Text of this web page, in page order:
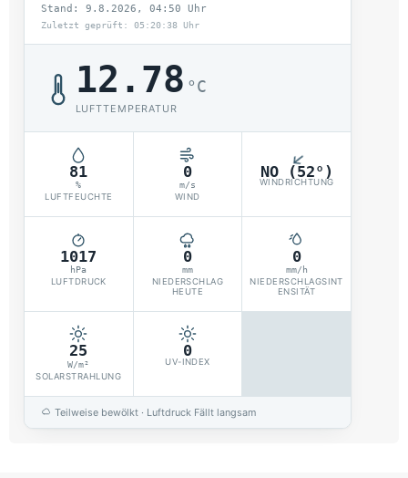
Stand: 9.8.2026, 04:50 Uhr
Zuletzt geprüft: 05:20:38 Uhr
12.78 °C
LUFTTEMPERATUR
81
%
LUFTFEUCHTE
0
m/s
WIND
NO (52°)
WINDRICHTUNG
1017
hPa
LUFTDRUCK
0
mm
NIEDERSCHLAG
HEUTE
0
mm/h
NIEDERSCHLAGSINT
ENSITÄT
25
W/m²
SOLARSTRAHLUNG
0
UV-INDEX
Teilweise bewölkt · Luftdruck Fällt langsam